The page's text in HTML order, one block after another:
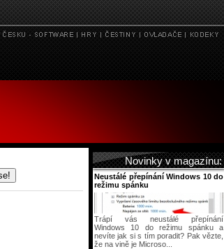
Novinky v magazínu:
Neustálé přepínání Windows 10 do
režimu spánku
Trápí vás neustálé přepínání
Windows 10 do režimu spánku a
nevíte jak si s tím poradit? Pak vězte,
že na vině je Microso...